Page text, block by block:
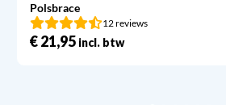
Polsbrace
12 reviews
€21,95 incl. btw